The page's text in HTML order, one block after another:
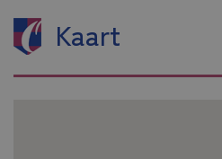
Kaart